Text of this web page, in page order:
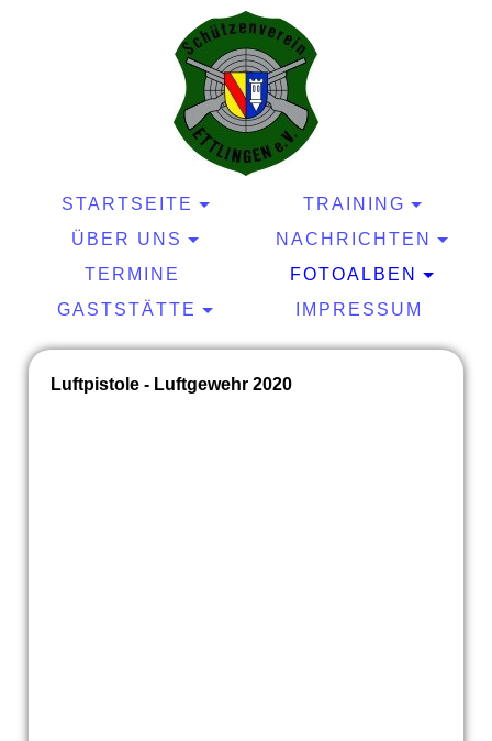
STARTSEITE
TRAINING
ÜBER UNS
NACHRICHTEN
TERMINE
FOTOALBEN
GASTSTÄTTE
IMPRESSUM
Luftpistole - Luftgewehr 2020